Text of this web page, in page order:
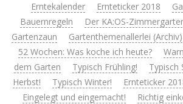
Erntekalender
Ernteticker 2018
Bauernregeln
Der KA:OS-
Gartenzaun
Gartenthemenallerlei (Archiv)
52 Wochen: Was koche ich heute?
dem Garten
Typisch Frühling! Typisch
Herbst!
Typisch Winter! Ernteticker
Eingelegt und eingemacht!
Richtig